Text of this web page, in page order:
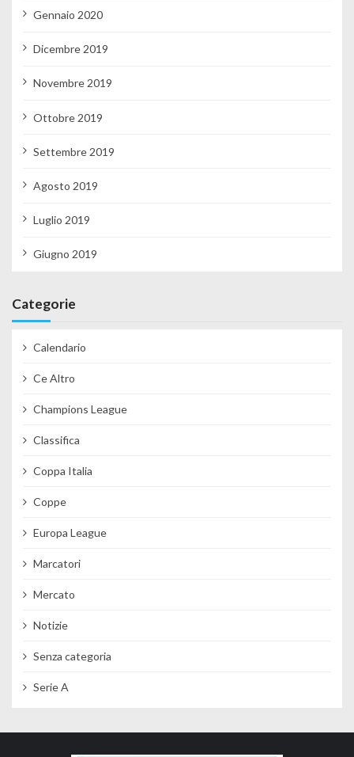
Gennaio 2020
Dicembre 2019
Novembre 2019
Ottobre 2019
Settembre 2019
Agosto 2019
Luglio 2019
Giugno 2019
Categorie
Calendario
Ce Altro
Champions League
Classifica
Coppa Italia
Coppe
Europa League
Marcatori
Mercato
Notizie
Senza categoria
Serie A